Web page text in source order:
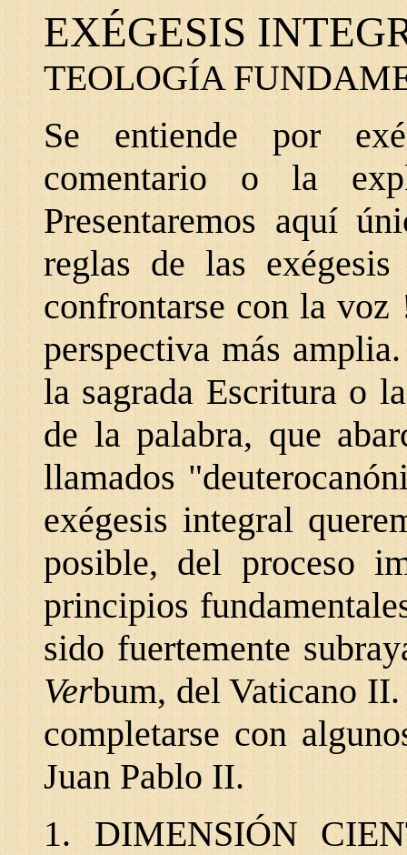
EXÉGESIS
TEOLOGÍA
Se entiende por
comentario o la
Presentaremos aquí
reglas de las
confrontarse con la voz
perspectiva más
la sagrada Escritura o
de la palabra, que
llamados
exégesis integral
posible, del proceso
principios
sido fuertemente
Verbum, del Vaticano
completarse con
Juan Pablo II.
1. DIMENSIÓN